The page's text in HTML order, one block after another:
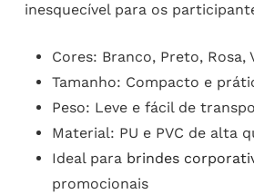
inesquecível para os
Cores: Branco, Preto, Rosa,
Tamanho: Compacto e
Peso: Leve e fácil de
Material: PU e PVC de alta
Ideal para brindes
promocionais